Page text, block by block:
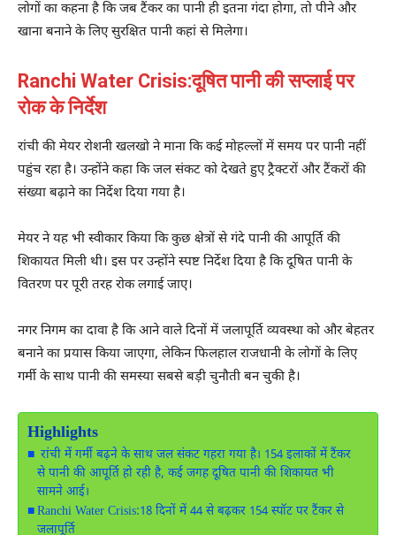
लोगों का कहना है कि जब टैंकर का पानी ही इतना गंदा होगा, तो पीने और
खाना बनाने के लिए सुरक्षित पानी कहां से मिलेगा।
Ranchi Water Crisis:दूषित पानी की सप्लाई पर
रोक के निर्देश
रांची की मेयररोशनी खलखो ने माना कि कई मोहल्लों में समय पर पानी नहीं
पहुंच रहा है। उन्होंने कहा कि जल संकट को देखते हुए ट्रैक्टरों और टैंकरों की
संख्या बढ़ाने का निर्देश दिया गया है।
मेयर ने यह भी स्वीकार किया कि कुछ क्षेत्रों से गंदे पानी की आपूर्ति की
शिकायत मिली थी। इस पर उन्होंने स्पष्ट निर्देश दिया है कि दूषित पानी के
वितरण पर पूरी तरह रोक लगाई जाए।
नगर निगम का दावा है कि आने वाले दिनों में जलापूर्ति व्यवस्था को और बेहतर
बनाने का प्रयास किया जाएगा, लेकिन फिलहाल राजधानी के लोगों के लिए
गर्मी के साथ पानी की समस्या सबसे बड़ी चुनौती बन चुकी है।
Highlights
रांची में गर्मी बढ़ने के साथ जल संकट गहरा गया है। 154 इलाकों में टैंकर
से पानी की आपूर्ति हो रही है, कई जगह दूषित पानी की शिकायत भी
सामने आई।
Ranchi Water Crisis:18 दिनों में 44 से बढ़कर 154 स्पॉट पर टैंकर से
जलापूर्ति